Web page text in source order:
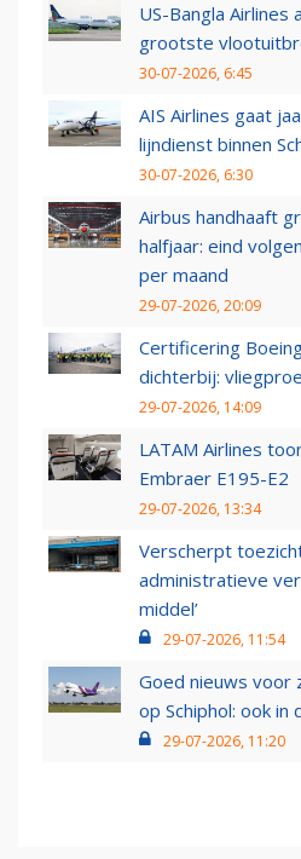
US-Bangla Airlines
grootste
30-07-2026, 6:45
AIS Airlines gaat
lijndienst binnen
30-07-2026, 6:30
Airbus handhaaft
halfjaar: eind
per maand
29-07-2026, 20:09
Certificering
dichterbij:
29-07-2026, 14:09
LATAM Airlines
Embraer E195-E2
29-07-2026, 13:34
Verscherpt
administratieve
middel’
29-07-2026, 11:54
Goed nieuws voor
op Schiphol: ook
29-07-2026, 11:20